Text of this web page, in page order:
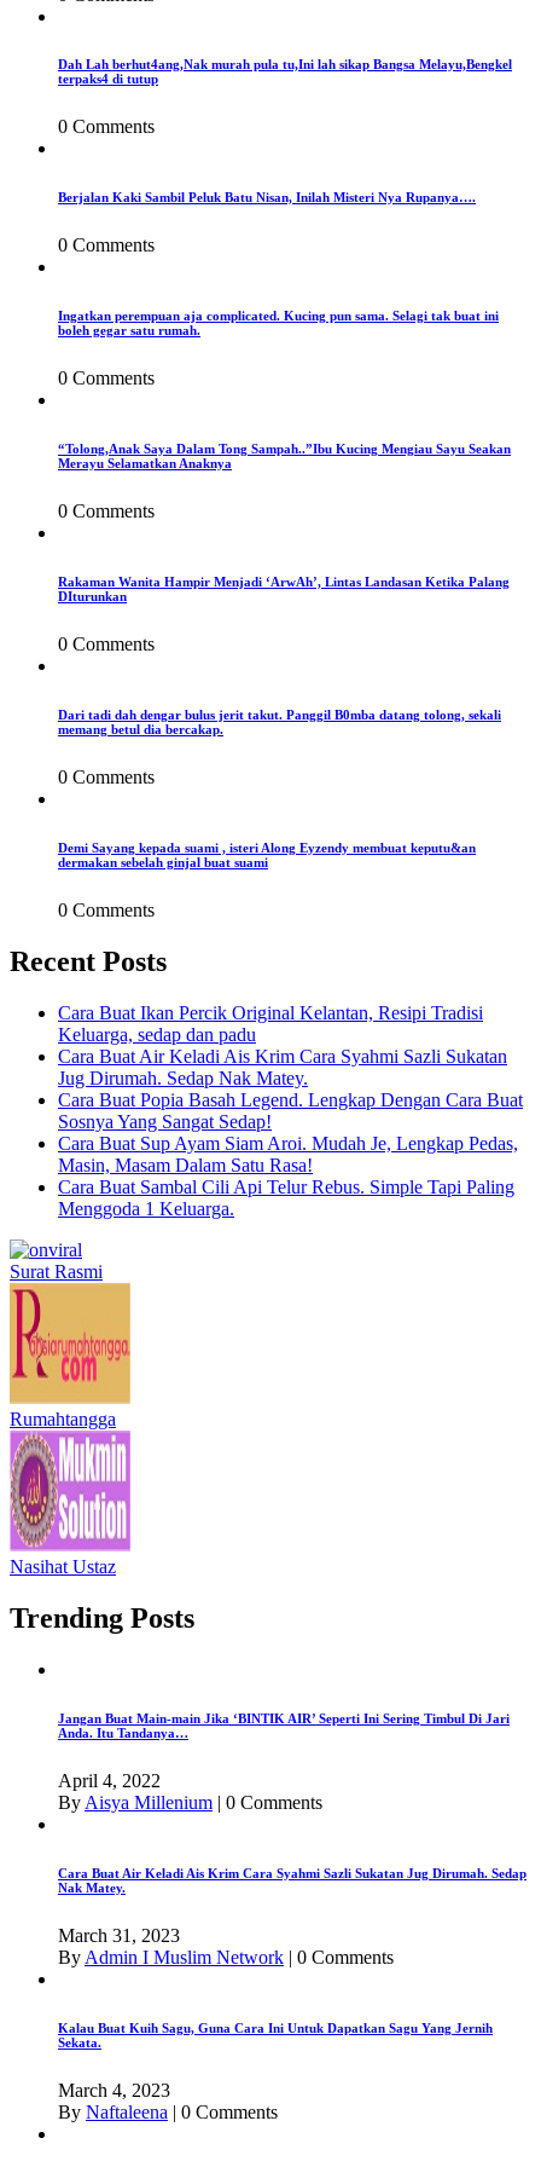
Dah Lah berhut4ang,Nak murah pula tu,Ini lah sikap Bangsa Melayu,Bengkel
terpaks4 di tutup
0 Comments
Berjalan Kaki Sambil Peluk Batu Nisan, Inilah Misteri Nya Rupanya….
0 Comments
Ingatkan perempuan aja complicated. Kucing pun sama. Selagi tak buat ini
boleh gegar satu rumah.
0 Comments
“Tolong,Anak Saya Dalam Tong Sampah..”Ibu Kucing Mengiau Sayu Seakan
Merayu Selamatkan Anaknya
0 Comments
Rakaman Wanita Hampir Menjadi ‘ArwAh’, Lintas Landasan Ketika Palang
DIturunkan
0 Comments
Dari tadi dah dengar bulus jerit takut. Panggil B0mba datang tolong, sekali
memang betul dia bercakap.
0 Comments
Demi Sayang kepada suami , isteri Along Eyzendy membuat keputu&an
dermakan sebelah ginjal buat suami
0 Comments
Recent Posts
Cara Buat Ikan Percik Original Kelantan, Resipi Tradisi
Keluarga, sedap dan padu
Cara Buat Air Keladi Ais Krim Cara Syahmi Sazli Sukatan
Jug Dirumah. Sedap Nak Matey.
Cara Buat Popia Basah Legend. Lengkap Dengan Cara Buat
Sosnya Yang Sangat Sedap!
Cara Buat Sup Ayam Siam Aroi. Mudah Je, Lengkap Pedas,
Masin, Masam Dalam Satu Rasa!
Cara Buat Sambal Cili Api Telur Rebus. Simple Tapi Paling
Menggoda 1 Keluarga.
Surat Rasmi
Rumahtangga
Nasihat Ustaz
Trending Posts
Jangan Buat Main-main Jika ‘BINTIK AIR’ Seperti Ini Sering Timbul Di Jari
Anda. Itu Tandanya…
April 4, 2022
By Aisya Millenium | 0 Comments
Cara Buat Air Keladi Ais Krim Cara Syahmi Sazli Sukatan Jug Dirumah. Sedap
Nak Matey.
March 31, 2023
By Admin I Muslim Network | 0 Comments
Kalau Buat Kuih Sagu, Guna Cara Ini Untuk Dapatkan Sagu Yang Jernih
Sekata.
March 4, 2023
By Naftaleena | 0 Comments